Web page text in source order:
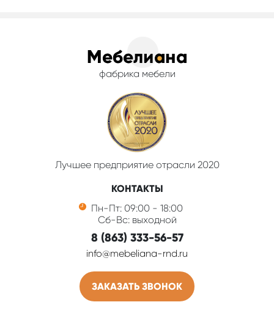
фабрика мебели
Лучшее предприятие отрасли 2020
КОНТАКТЫ
Пн-Пт: 09:00 - 18:00
Сб-Вс: выходной
8 (863) 333-56-57
info@mebeliana-rnd.ru
ЗАКАЗАТЬ ЗВОНОК